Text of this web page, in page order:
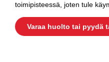
toimipisteessä, joten tule
Varaa huolto tai pyydä